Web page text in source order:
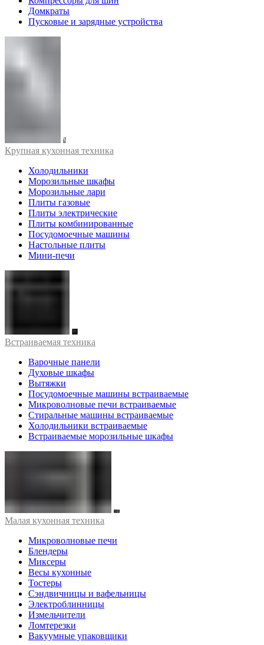
Домкраты
Пусковые и зарядные устройства
Крупная кухонная техника
Холодильники
Морозильные шкафы
Морозильные лари
Плиты газовые
Плиты электрические
Плиты комбинированные
Посудомоечные машины
Настольные плиты
Мини-печи
Встраиваемая техника
Варочные панели
Духовые шкафы
Вытяжки
Посудомоечные машины встраиваемые
Микроволновые печи встраиваемые
Стиральные машины встраиваемые
Холодильники встраиваемые
Встраиваемые морозильные шкафы
Малая кухонная техника
Микроволновые печи
Блендеры
Миксеры
Весы кухонные
Тостеры
Сэндвичницы и вафельницы
Электроблинницы
Измельчители
Ломтерезки
Вакуумные упаковщики